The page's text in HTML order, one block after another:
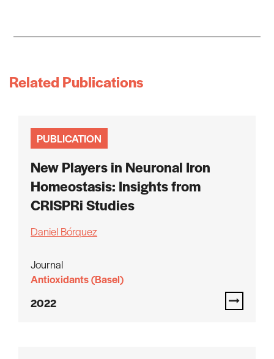
Related Publications
PUBLICATION
New Players in Neuronal Iron
Homeostasis: Insights from
CRISPRi Studies
Daniel Bórquez
Journal
Antioxidants (Basel)
2022